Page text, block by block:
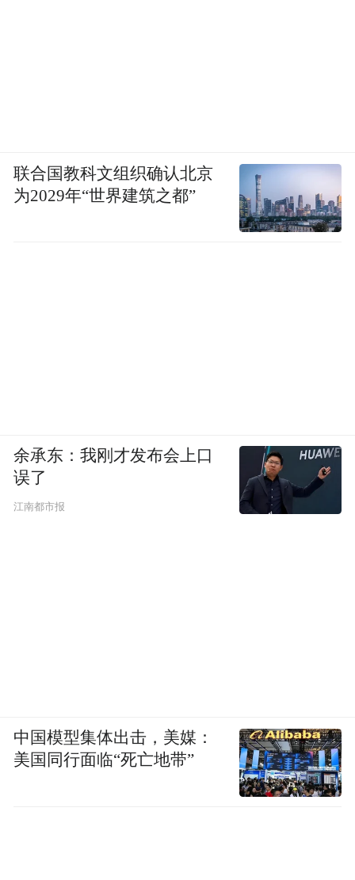
联合国教科文组织确认北京
为2029年“世界建筑之都”
余承东：我刚才发布会上口
误了
江南都市报
中国模型集体出击，美媒：
美国同行面临“死亡地带”